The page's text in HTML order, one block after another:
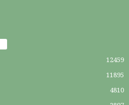
12459
11895
4810